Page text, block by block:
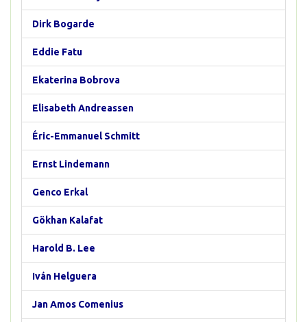
Dirk Bogarde
Eddie Fatu
Ekaterina Bobrova
Elisabeth Andreassen
Éric-Emmanuel Schmitt
Ernst Lindemann
Genco Erkal
Gökhan Kalafat
Harold B. Lee
Iván Helguera
Jan Amos Comenius